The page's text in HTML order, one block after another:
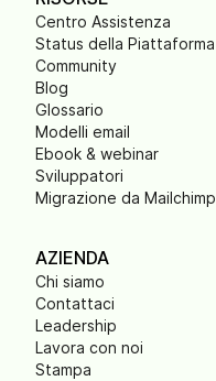
Centro Assistenza
Status della Piattaforma
Community
Blog
Glossario
Modelli email
Ebook & webinar
Sviluppatori
Migrazione da Mailchimp
AZIENDA
Chi siamo
Contattaci
Leadership
Lavora con noi
Stampa